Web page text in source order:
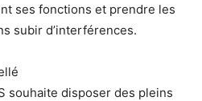
ses fonctions et prendre les
subir d’interférences.
souhaite disposer des pleins